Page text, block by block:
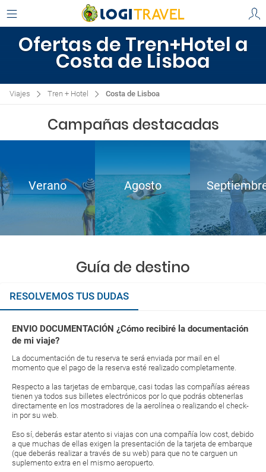
Ofertas de Tren+Hotel a
Costa de Lisboa
Viajes Tren + Hotel Costa de Lisboa
Campañas destacadas
Verano Agosto
Guía de destino
RESOLVEMOS TUS DUDAS
ENVIO DOCUMENTACIÓN ¿Cómo recibiré la documentación
de mi viaje?
La documentación de tu reserva te será enviada por mail en el
momento que el pago de la reserva esté realizado completamente.
Respecto a las tarjetas de embarque, casi todas las compañías aéreas
tienen ya todos sus billetes electrónicos por lo que podrás obtenerlas
directamente en los mostradores de la aerolínea o realizando el check-
in por su web.
Eso sí, deberás estar atento si viajas con una compañía low cost, debido
a que muchas de ellas exigen la presentación de la tarjeta de embarque
(que deberás realizar a través de su web) para que no te carguen un
suplemento extra en el mismo aeropuerto.